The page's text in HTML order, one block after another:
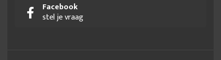
Facebook
stel je vraag